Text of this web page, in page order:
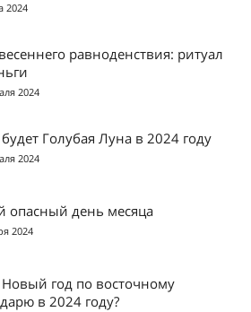
2024
равноденствия: ритуал
2024
будет Голубая Луна в 2024 году
2024
опасный день месяца
2024
Новый год по восточному
в 2024 году?